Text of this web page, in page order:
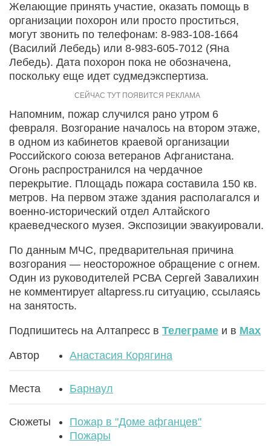
Желающие принять участие, оказать помощь в
организации похорон или просто проститься,
могут звонить по телефонам: 8-983-108-1664
(Василий Лебедь) или 8-983-605-7012 (Яна
Лебедь). Дата похорон пока не обозначена,
поскольку еще идет судмедэкспертиза.
Напомним, пожар случился рано утром 6
февраля. Возгорание началось на втором этаже,
в одном из кабинетов краевой организации
Российского союза ветеранов Афганистана.
Огонь распространился на чердачное
перекрытие. Площадь пожара составила 150 кв.
метров. На первом этаже здания располагался и
военно-исторический отдел Алтайского
краеведческого музея. Экспозиции эвакуировали.
По данным МЧС, предварительная причина
возгорания — неосторожное обращение с огнем.
Один из руководителей РСВА Сергей Завалихин
не комментирует altapress.ru ситуацию, ссылаясь
на занятость.
Подпишитесь на Алтапресс в Телеграме и в Max
Автор Анастасия Корягина
Места Барнаул
Сюжеты
Пожар в "Доме афганцев"
Пожары